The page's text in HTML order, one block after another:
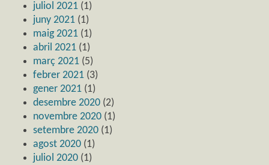
juliol 2021 (1)
juny 2021 (1)
maig 2021 (1)
abril 2021 (1)
març 2021 (5)
febrer 2021 (3)
gener 2021 (1)
desembre 2020 (2)
novembre 2020 (1)
setembre 2020 (1)
agost 2020 (1)
juliol 2020 (1)